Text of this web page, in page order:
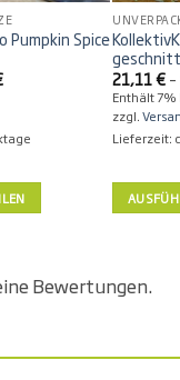
Pumpkin Spice
Preisspanne:
34,57 €
21,11€ –
Enthält 7%
zzgl.
Lieferzeit:
mehrere
Die
Bewertungen.